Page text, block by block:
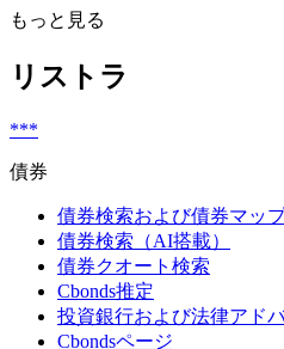
もっと見る
リストラ
***
債券
債券検索および債券マッ
債券検索（AI搭載）
債券クオート検索
Cbonds推定
投資銀行および法律アド
Cbondsページ